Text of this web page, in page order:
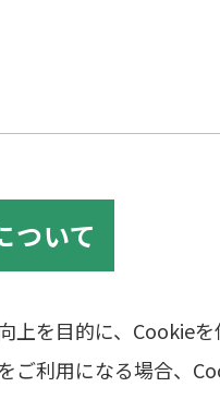
いて
上を目的に、Cookieを
ご利用になる場合、